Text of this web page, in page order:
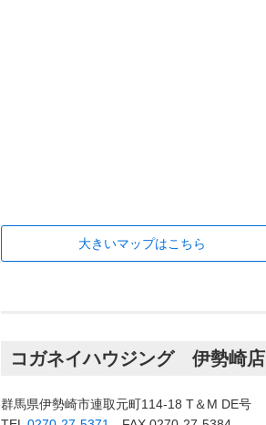
大きいマップはこちら
コガネイハウジング 伊勢崎店
群馬県伊勢崎市連取元町114-18 T＆M DE号